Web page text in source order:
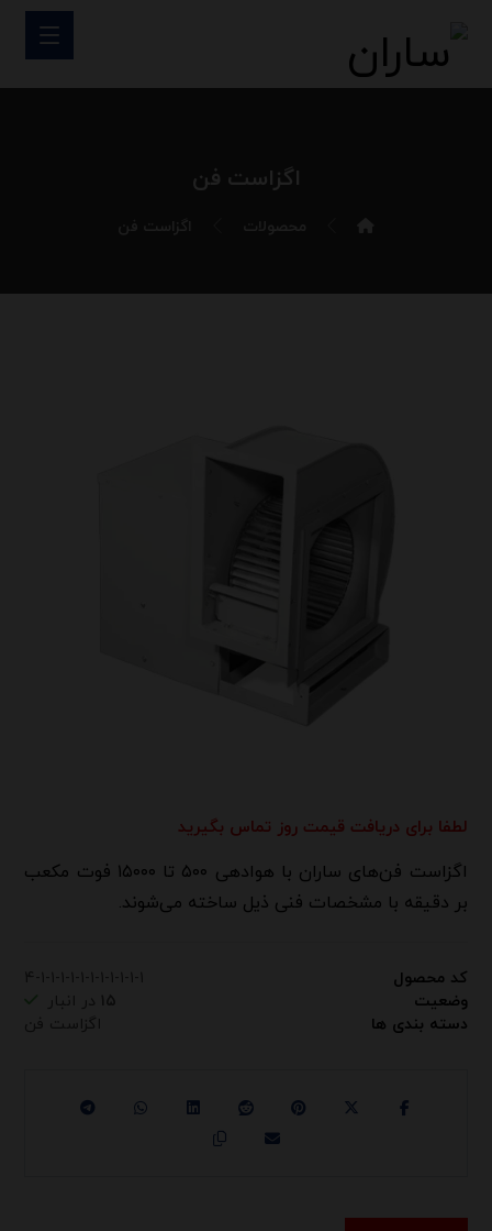
اگزاست فن
محصولات
لطفا برای دریافت قیمت روز تماس بگیرید
​اگزاست فن‌های ساران با هوادهی ۵۰۰ تا ۱۵۰۰۰ فوت مکعب
بر دقیقه با مشخصات فنی ذیل ساخته می‌شوند.
کد محصول
وضعیت
دسته بندی ها